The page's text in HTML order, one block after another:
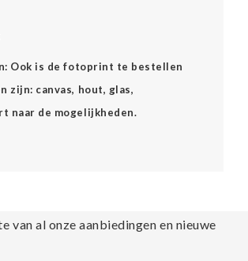
Ook is de fotoprint te bestellen
zijn: canvas, hout, glas,
naar de mogelijkheden.
van al onze aanbiedingen en nieuwe